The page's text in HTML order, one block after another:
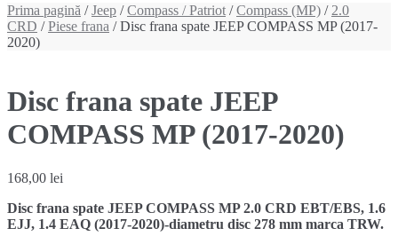
Prima pagină /Jeep /Compass / Patriot /Compass (MP) / 2.0
CRD /Piese frana / Disc frana spate JEEP COMPASS MP (2017-
2020)
Disc frana spate JEEP
COMPASS MP (2017-2020)
168,00 lei
Disc frana spate JEEP COMPASS MP 2.0 CRD EBT/EBS, 1.6
EJJ, 1.4 EAQ (2017-2020)-diametru disc 278 mm marca TRW.